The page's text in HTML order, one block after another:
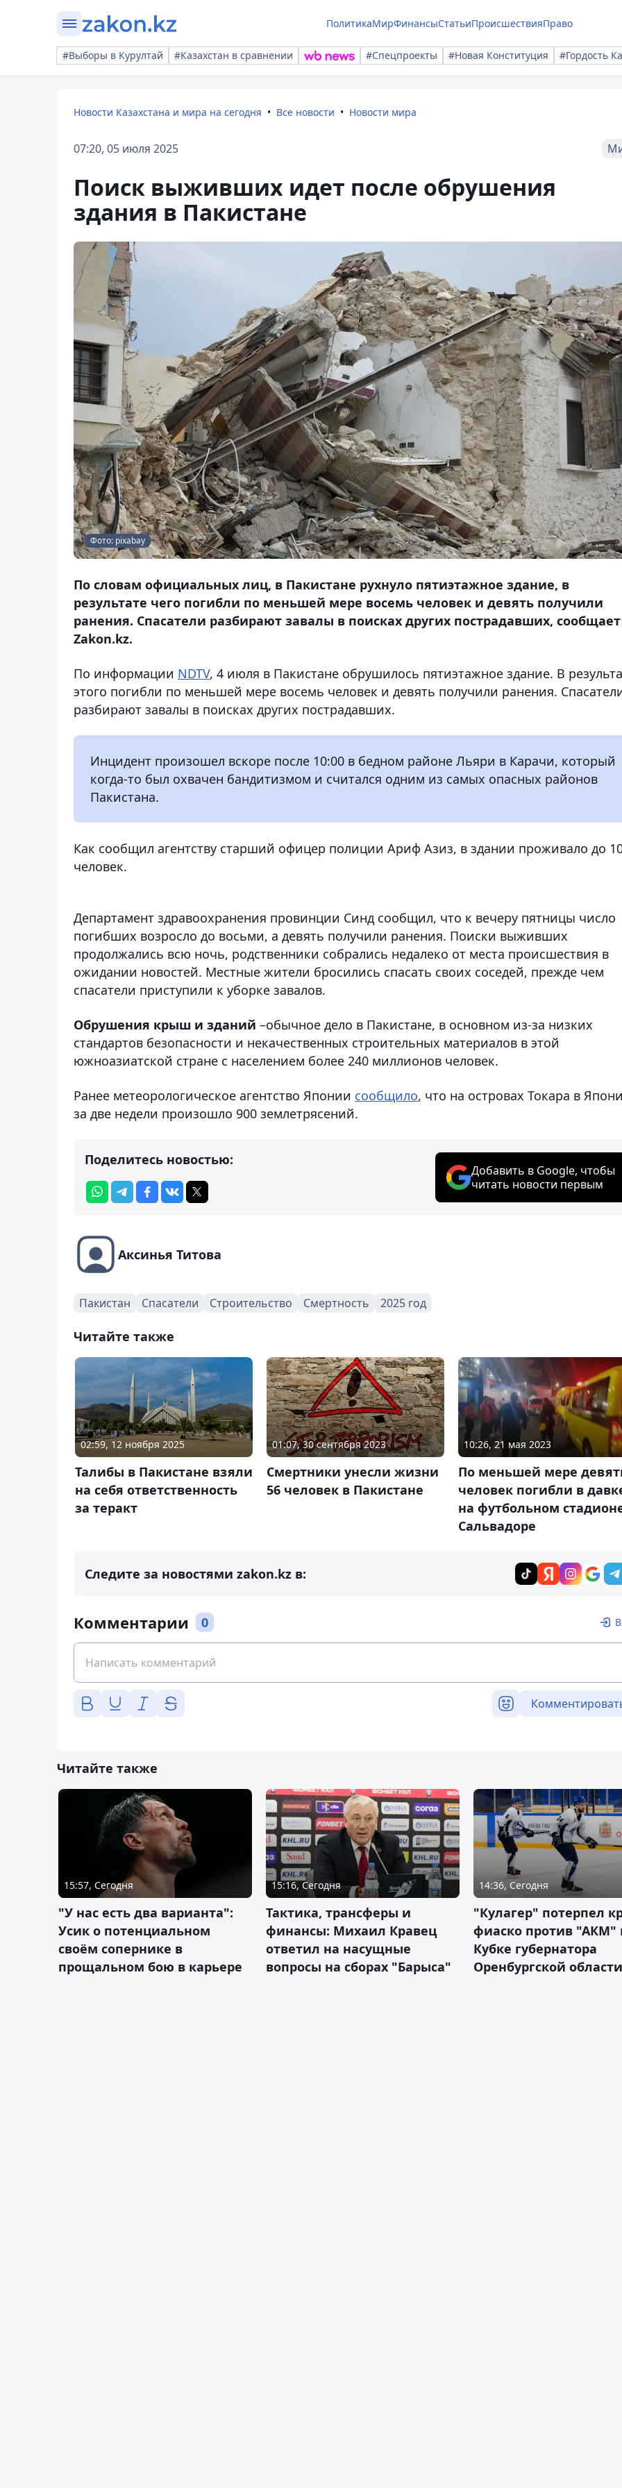
ПолитикаМирФинансыСтатьиПроисшествияПраво
#Выборы в Курултай #Казахстан в сравнении #Спецпроекты #Новая Конституция #Гордость
Новости Казахстана и мира на сегодня Все новости Новости мира
07:20, 05 июля 2025
Поиск выживших идет после обрушения
здания в Пакистане
Фото: pixabay
По словам официальных лиц, в Пакистане рухнуло пятиэтажное здание, в
результате чего погибли по меньшей мере восемь человек и девять получили
ранения. Спасатели разбирают завалы в поисках других пострадавших, сообщает
Zakon.kz.
По информации NDTV, 4 июля в Пакистане обрушилось пятиэтажное здание. В
этого погибли по меньшей мере восемь человек и девять получили ранения.
разбирают завалы в поисках других пострадавших.
Инцидент произошел вскоре после 10:00 в бедном районе Льяри в Карачи, который
когда-то был охвачен бандитизмом и считался одним из самых опасных районов
Пакистана.
Как сообщил агентству старший офицер полиции Ариф Азиз, в здании проживало до
человек.
Департамент здравоохранения провинции Синд сообщил, что к вечеру пятницы число
погибших возросло до восьми, а девять получили ранения. Поиски выживших
продолжались всю ночь, родственники собрались недалеко от места происшествия в
ожидании новостей. Местные жители бросились спасать своих соседей, прежде чем
спасатели приступили к уборке завалов.
Обрушения крыш и зданий –обычное дело в Пакистане, в основном из-за низких
стандартов безопасности и некачественных строительных материалов в этой
южноазиатской стране с населением более 240 миллионов человек.
Ранее метеорологическое агентство Японии сообщило, что на островах Токара в
за две недели произошло 900 землетрясений.
Поделитесь новостью:
Добавить в Google, чтобы
читать новости первым
Аксинья Титова
Пакистан Спасатели Строительство Смертность 2025 год
Читайте также
02:59, 12 ноября 2025
Талибы в Пакистане взяли
на себя ответственность
за теракт
01:07, 30 сентября 2023
Смертники унесли жизни
56 человек в Пакистане
10:26, 21 мая 2023
По меньшей мере
человек погибли в
на футбольном
Сальвадоре
Следите за новостями zakon.kz в:
Комментарии 0
Читайте также
15:57, Сегодня
"У нас есть два варианта":
Усик о потенциальном
своём сопернике в
прощальном бою в карьере
15:16, Сегодня
Тактика, трансферы и
финансы: Михаил Кравец
ответил на насущные
вопросы на сборах "Барыса"
14:36, Сегодня
"Кулагер" потерпел
фиаско против "АКМ"
Кубке губернатора
Оренбургской области